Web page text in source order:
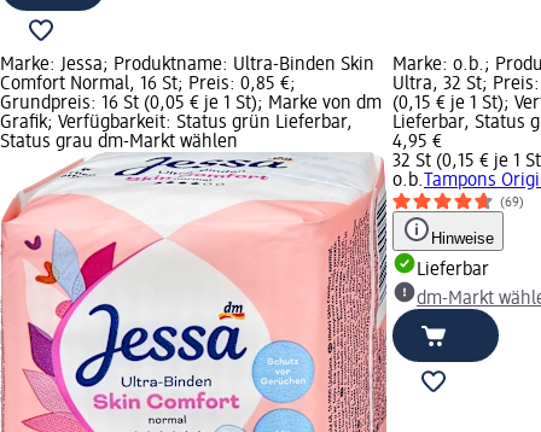
Marke: Jessa; Produktname: Ultra-Binden Skin
Comfort Normal, 16 St; Preis: 0,85 €;
Grundpreis: 16 St (0,05 € je 1 St); Marke von dm
Grafik; Verfügbarkeit: Status grün Lieferbar,
Status grau dm-Markt wählen
Marke: o.b.;
Ultra, 32 St;
(0,15 € je 1 St);
Lieferbar, Status
4,95 €
32 St (0,15 € je 1
o.b. Tampons
(69)
Hinweise
Lieferbar
dm-Markt